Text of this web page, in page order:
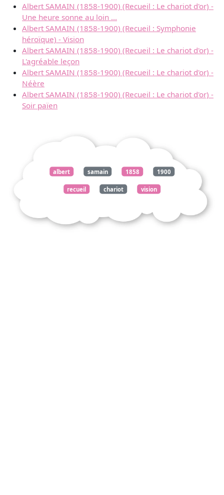
Albert SAMAIN (1858-1900) (Recueil : Le chariot d'or) -
Une heure sonne au loin ...
Albert SAMAIN (1858-1900) (Recueil : Symphonie
héroïque) - Vision
Albert SAMAIN (1858-1900) (Recueil : Le chariot d'or) -
L'agréable leçon
Albert SAMAIN (1858-1900) (Recueil : Le chariot d'or) -
Néère
Albert SAMAIN (1858-1900) (Recueil : Le chariot d'or) -
Soir païen
albert samain 1858 1900
recueil chariot vision